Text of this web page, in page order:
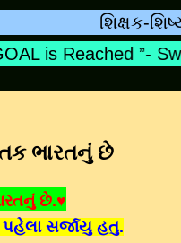
શિક્ષક-શિષ્યનો
is Reached ”-
ભારતનું છે
છે.♥
સર્જાયુ હતુ.